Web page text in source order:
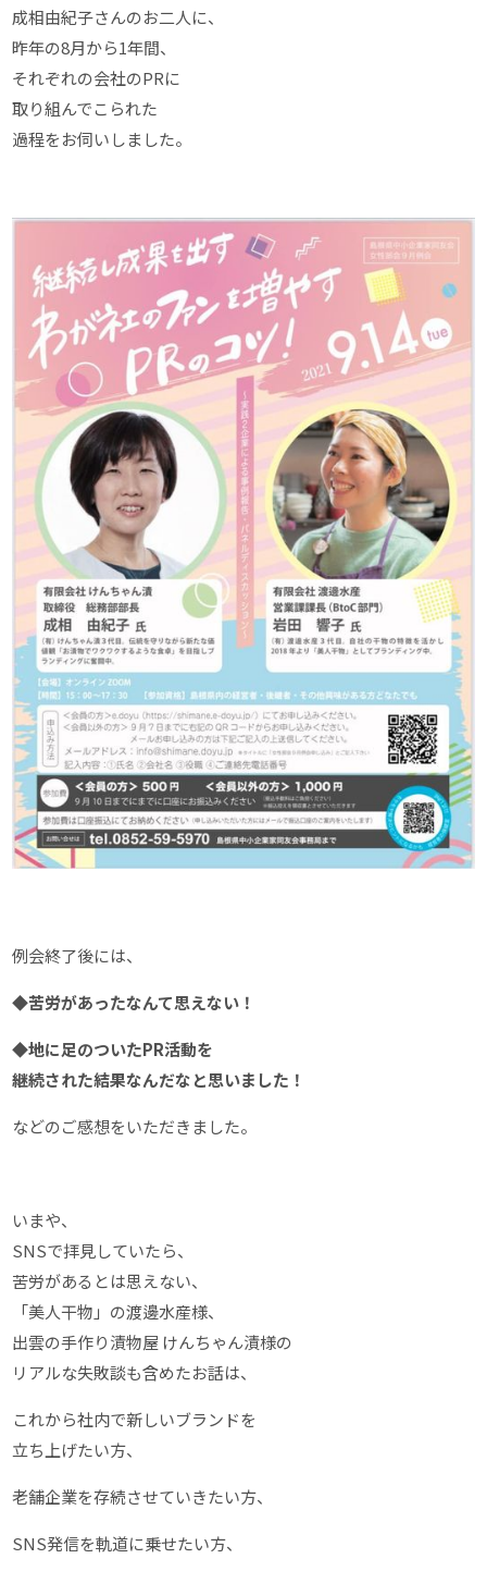
成相由紀子さんのお二人に、
昨年の8月から1年間、
それぞれの会社のPRに
取り組んでこられた
過程をお伺いしました。
例会終了後には、
◆苦労があったなんて思えない！
◆地に足のついたPR活動を
継続された結果なんだなと思いました！
などのご感想をいただきました。
いまや、
SNSで拝見していたら、
苦労があるとは思えない、
「美人干物」の渡邊水産様、
出雲の手作り漬物屋 けんちゃん漬様の
リアルな失敗談も含めたお話は、
これから社内で新しいブランドを
立ち上げたい方、
老舗企業を存続させていきたい方、
SNS発信を軌道に乗せたい方、